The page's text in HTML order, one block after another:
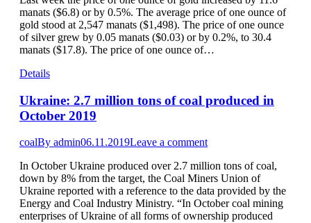
manats ($6.8) or by 0.5%. The average price of one ounce of
gold stood at 2,547 manats ($1,498). The price of one ounce
of silver grew by 0.05 manats ($0.03) or by 0.2%, to 30.4
manats ($17.8). The price of one ounce of…
Details
Ukraine: 2.7 million tons of coal produced in
October 2019
coalBy admin06.11.2019Leave a comment
In October Ukraine produced over 2.7 million tons of coal,
down by 8% from the target, the Coal Miners Union of
Ukraine reported with a reference to the data provided by the
Energy and Coal Industry Ministry. “In October coal mining
enterprises of Ukraine of all forms of ownership produced